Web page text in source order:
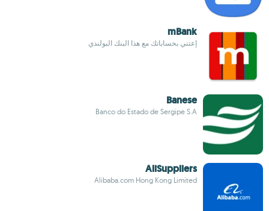
mBank
إعتني بحساباتك مع هذا البنك البولندي
Banese
Banco do Estado de Sergipe S.A
AliSuppliers
Alibaba.com Hong Kong Limited